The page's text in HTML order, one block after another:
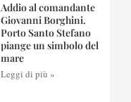
Addio al comandante
Giovanni Borghini.
Porto Santo Stefano
piange un simbolo del
mare
Leggi di più »